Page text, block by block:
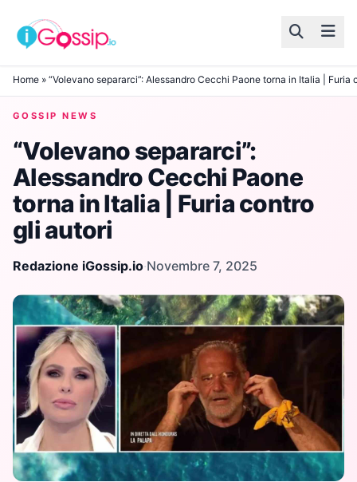
Skip to content
Home » “Volevano separarci”: Alessandro Cecchi Paone torna in Italia | Furia
GOSSIP NEWS
“Volevano separarci”:
Alessandro Cecchi Paone
torna in Italia | Furia contro
gli autori
Redazione iGossip.io·Novembre 7, 2025